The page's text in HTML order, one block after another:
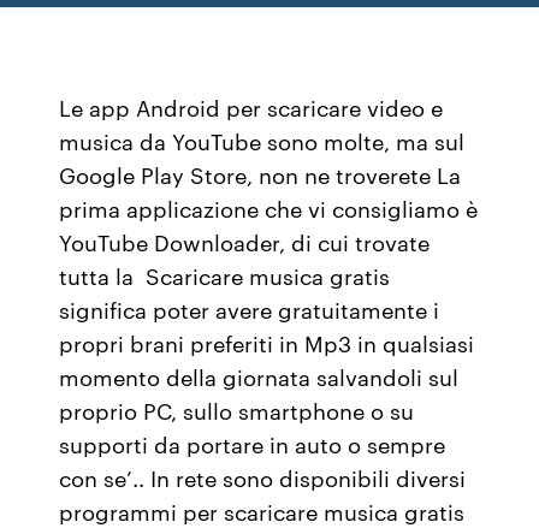
Le app Android per scaricare video e
musica da YouTube sono molte, ma sul
Google Play Store, non ne troverete La
prima applicazione che vi consigliamo è
YouTube Downloader, di cui trovate
tutta la Scaricare musica gratis
significa poter avere gratuitamente i
propri brani preferiti in Mp3 in qualsiasi
momento della giornata salvandoli sul
proprio PC, sullo smartphone o su
supporti da portare in auto o sempre
con se’.. In rete sono disponibili diversi
programmi per scaricare musica gratis